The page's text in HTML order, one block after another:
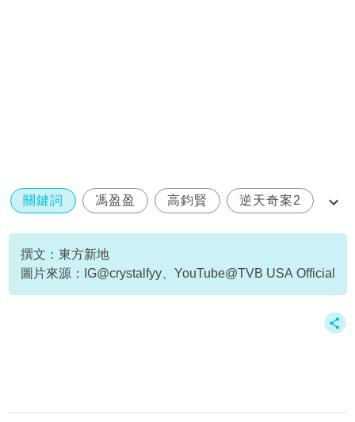
關鍵詞 馮盈盈 高鈞賢 逆天奇案2
tvb
撰文：東方新地
圖片來源：IG@crystalfyy、YouTube@TVB USA Official